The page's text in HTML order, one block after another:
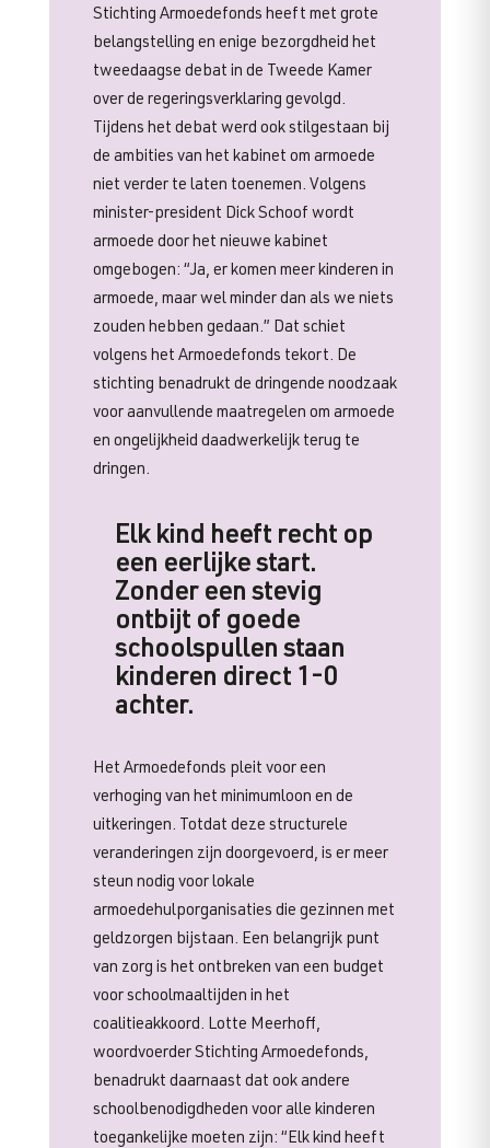
Stichting Armoedefonds heeft met grote
belangstelling en enige bezorgdheid het
tweedaagse debat in de Tweede Kamer
over de regeringsverklaring gevolgd.
Tijdens het debat werd ook stilgestaan bij
de ambities van het kabinet om armoede
niet verder te laten toenemen. Volgens
minister-president Dick Schoof wordt
armoede door het nieuwe kabinet
omgebogen: “Ja, er komen meer kinderen in
armoede, maar wel minder dan als we niets
zouden hebben gedaan.” Dat schiet
volgens het Armoedefonds tekort. De
stichting benadrukt de dringende noodzaak
voor aanvullende maatregelen om armoede
en ongelijkheid daadwerkelijk terug te
dringen.
Elk kind heeft recht op
een eerlijke start.
Zonder een stevig
ontbijt of goede
schoolspullen staan
kinderen direct 1-0
achter.
Het Armoedefonds pleit voor een
verhoging van het minimumloon en de
uitkeringen. Totdat deze structurele
veranderingen zijn doorgevoerd, is er meer
steun nodig voor lokale
armoedehulporganisaties die gezinnen met
geldzorgen bijstaan. Een belangrijk punt
van zorg is het ontbreken van een budget
voor schoolmaaltijden in het
coalitieakkoord. Lotte Meerhoff,
woordvoerder Stichting Armoedefonds,
benadrukt daarnaast dat ook andere
schoolbenodigdheden voor alle kinderen
toegankelijke moeten zijn: “Elk kind heeft